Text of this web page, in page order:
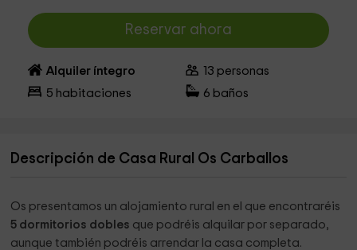
Reservar ahora
Alquiler íntegro 13 personas
5 habitaciones 6 baños
Descripción de Casa Rural Os Carballos
Os presentamos un alojamiento rural en el que encontraréis
5 dormitorios dobles que podréis alquilar por separado,
aunque también podréis arrendar la casa completa.